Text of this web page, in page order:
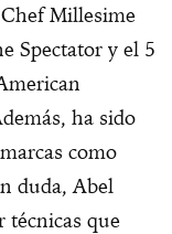
Millesime
Spectator y el 5
ha sido
como
duda, Abel
técnicas que